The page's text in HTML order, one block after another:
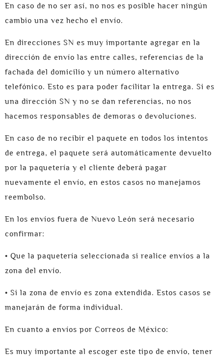
En caso de no ser así, no nos es posible hacer ningún
cambio una vez hecho el envío.
En direcciones SN es muy importante agregar en la
dirección de envío las entre calles, referencias de la
fachada del domicilio y un número alternativo
telefónico. Esto es para poder facilitar la entrega. Si es
una dirección SN y no se dan referencias, no nos
hacemos responsables de demoras o devoluciones.
En caso de no recibir el paquete en todos los intentos
de entrega, el paquete será automáticamente devuelto
por la paquetería y el cliente deberá pagar
nuevamente el envío, en estos casos no manejamos
reembolso.
En los envíos fuera de Nuevo León será necesario
confirmar:
• Que la paquetería seleccionada si realice envíos a la
zona del envío.
• Si la zona de envío es zona extendida. Estos casos se
manejarán de forma individual.
En cuanto a envíos por Correos de México:
Es muy importante al escoger este tipo de envío, tener